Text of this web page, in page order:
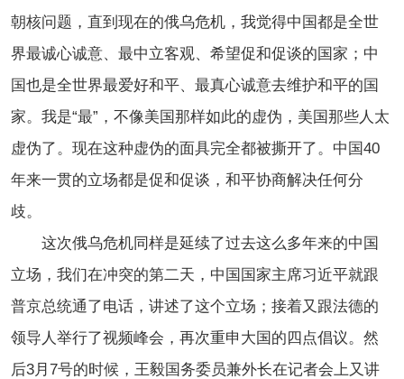
朝核问题，直到现在的俄乌危机，我觉得中国都是全世
界最诚心诚意、最中立客观、希望促和促谈的国家；中
国也是全世界最爱好和平、最真心诚意去维护和平的国
家。我是“最”，不像美国那样如此的虚伪，美国那些人太
虚伪了。现在这种虚伪的面具完全都被撕开了。中国40
年来一贯的立场都是促和促谈，和平协商解决任何分
歧。
这次俄乌危机同样是延续了过去这么多年来的中国
立场，我们在冲突的第二天，中国国家主席习近平就跟
普京总统通了电话，讲述了这个立场；接着又跟法德的
领导人举行了视频峰会，再次重申大国的四点倡议。然
后3月7号的时候，王毅国务委员兼外长在记者会上又讲